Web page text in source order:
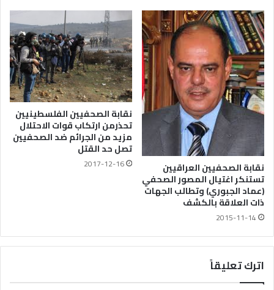
نقابة الصحفيين العراقيين
تستنكر اغتيال المصور الصحفي
(عماد الجبوري) وتطالب الجهات
ذات العلاقة بالكشف
2015-11-14
نقابة الصحفيين الفلسطينيين
تحذرمن ارتكاب قوات الاحتلال
مزيد من الجرائم ضد الصحفيين
تصل حد القتل
2017-12-16
اترك تعليقاً